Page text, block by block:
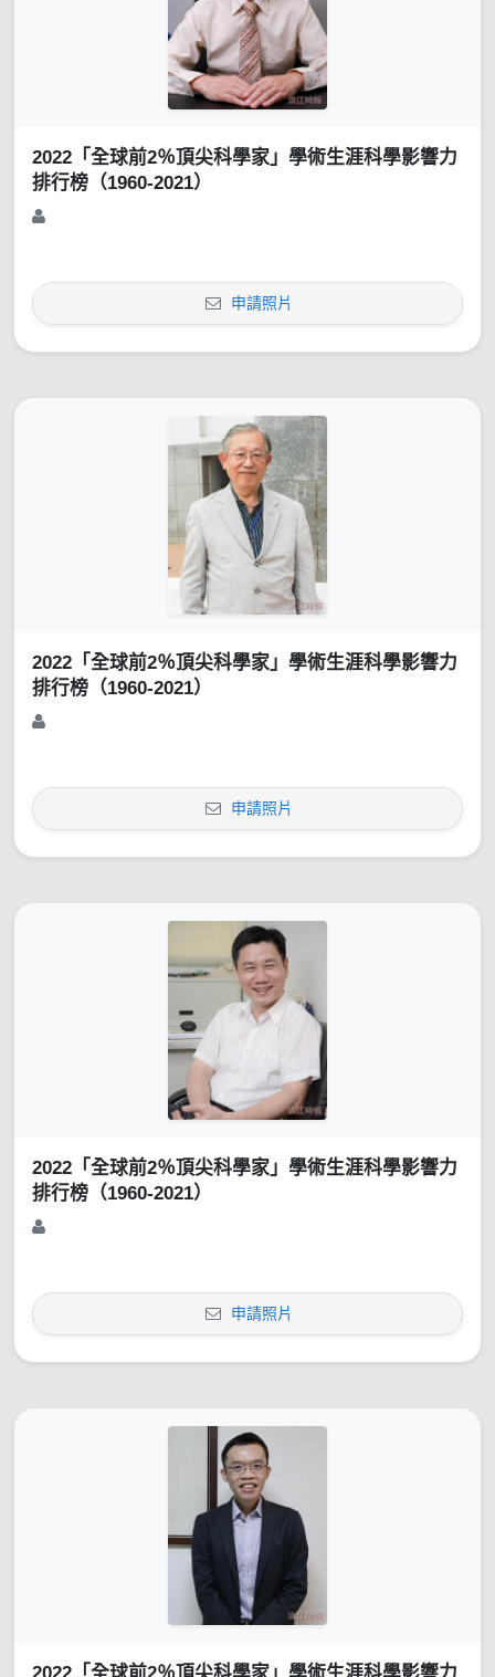
2022「全球前2％頂尖科學家」學術生涯科學影響力
排行榜（1960-2021）
申請照片
2022「全球前2％頂尖科學家」學術生涯科學影響力
排行榜（1960-2021）
申請照片
2022「全球前2％頂尖科學家」學術生涯科學影響力
排行榜（1960-2021）
申請照片